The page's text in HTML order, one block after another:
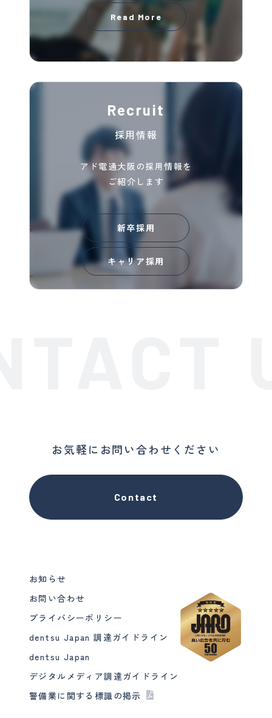
Read More
Recruit
採用情報
アド電通大阪の採用情報を
ご紹介します
新卒採用
キャリア採用
お気軽にお問い合わせください
Contact
お知らせ
お問い合わせ
プライバシーポリシー
dentsu Japan 調達ガイドライン
dentsu Japan
デジタルメディア調達ガイドライン
警備業に関する標識の掲示